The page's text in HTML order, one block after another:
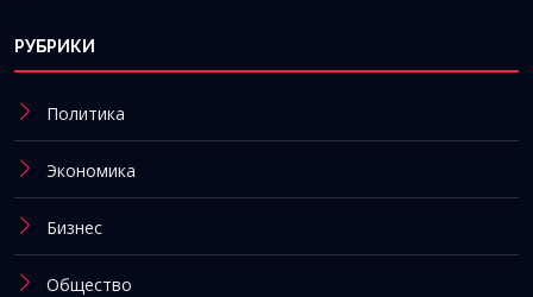
РУБРИКИ
Политика
Экономика
Бизнес
Общество